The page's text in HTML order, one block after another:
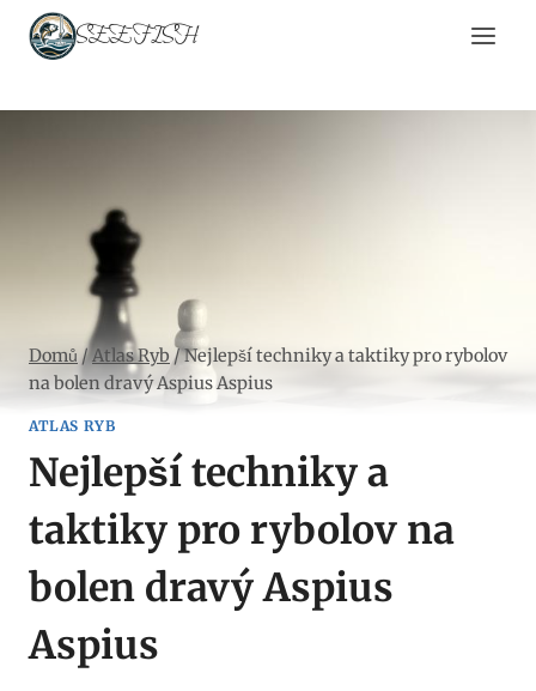
Přeskočit
SEEFISH
Domů / Atlas Ryb /Nejlepší techniky a taktiky pro rybolov
na bolen dravý Aspius Aspius
ATLAS RYB
Nejlepší techniky a
taktiky pro rybolov na
bolen dravý Aspius
Aspius